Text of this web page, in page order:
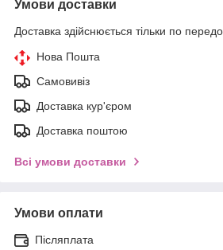
Умови доставки
Доставка здійснюється тільки по
Нова Пошта
Самовивіз
Доставка кур'єром
Доставка поштою
Всі умови доставки
Умови оплати
Післяплата